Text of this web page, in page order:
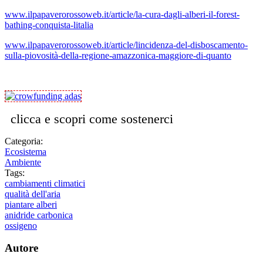
www.ilpapaverorossoweb.it/article/la-cura-dagli-alberi-il-forest-
bathing-conquista-litalia
www.ilpapaverorossoweb.it/article/lincidenza-del-disboscamento-
sulla-piovosità-della-regione-amazzonica-maggiore-di-quanto
clicca e scopri come sostenerci
Categoria:
Ecosistema
Ambiente
Tags:
cambiamenti climatici
qualità dell'aria
piantare alberi
anidride carbonica
ossigeno
Autore